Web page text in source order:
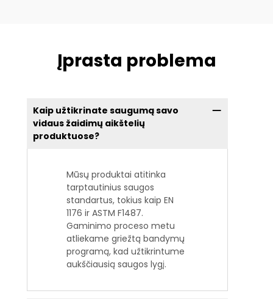
Įprasta problema
Kaip užtikrinate saugumą savo
vidaus žaidimų aikštelių
produktuose?
Mūsų produktai atitinka
tarptautinius saugos
standartus, tokius kaip EN
1176 ir ASTM F1487.
Gaminimo proceso metu
atliekame griežtą bandymų
programą, kad užtikrintume
aukščiausią saugos lygį.